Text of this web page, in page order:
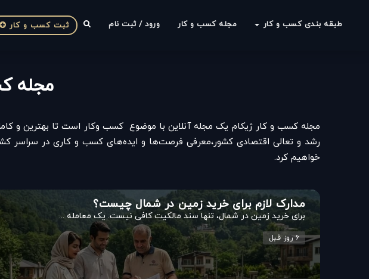
طبقه بندی کسب و کار مجله کسب و کار ورود / ثبت نام ثبت کسب و کار
مجله
مجله کسب و کار ژیکام یک مجله آنلاین با موضوع کسب وکار است تا بهترین و
رشد و تعالی اقتصادی کشور،معرفی فرصت‌ها و ایده‌های کسب‌ و کاری در سراسر
خواهیم کرد.
مدارک لازم برای خرید زمین در شمال چیست؟
برای خرید زمین در شمال، تنها سند مالکیت کافی نیست. یک معامله ...
۶ روز قبل